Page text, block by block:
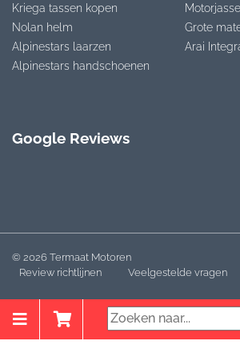
Kriega tassen kopen
Nolan helm
Alpinestars laarzen
Alpinestars handschoenen
Grote
Arai
Google Reviews
© 2026 Termaat Motoren
Review richtlijnen
Veelgestelde vragen